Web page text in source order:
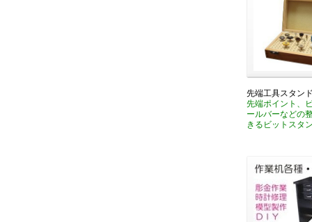
先端工具スタン
先端ポイント、
ールバーなどの
きるビットスタ